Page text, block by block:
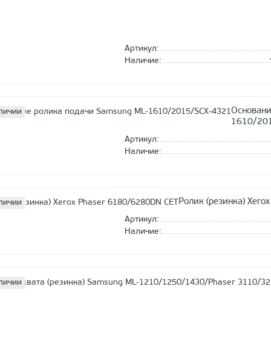
Артикул:
Наличие:
1610/
Артикул:
Наличие:
Ролик (резинка)
Артикул:
Наличие: